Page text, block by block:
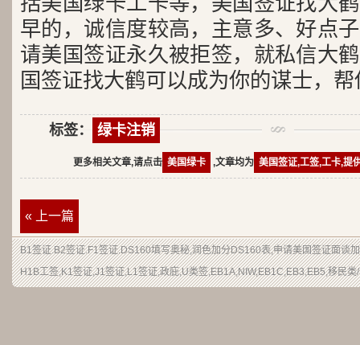
早的，诚信度较高，主意多、好点
请美国签证永久被拒签，就私信大
国签证找大鹤可以成为你的谋士，
标签： 绿卡注销
更多相关文章,请点击 美国绿卡 ,文章均为 美国签证,工签,工卡,提
« 上一篇
B1签证.B2签证.F1签证.DS160填写奥秘,润色加分DS160表,申请美国签证面谈
H1B工签,K1签证,J1签证,L1签证,政庇,U类签,EB1A,NIW,EB1C,EB3,EB5,移民